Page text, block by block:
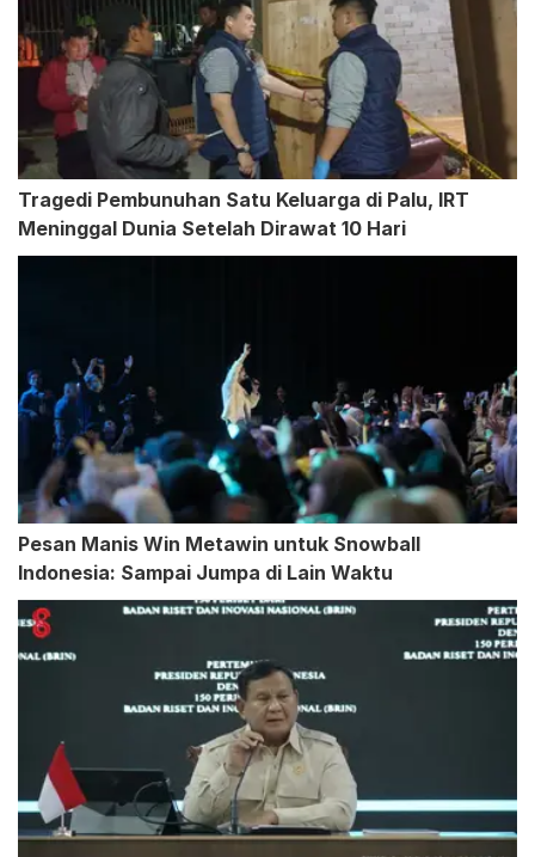
Tragedi Pembunuhan Satu Keluarga di Palu, IRT
Meninggal Dunia Setelah Dirawat 10 Hari
Pesan Manis Win Metawin untuk Snowball
Indonesia: Sampai Jumpa di Lain Waktu